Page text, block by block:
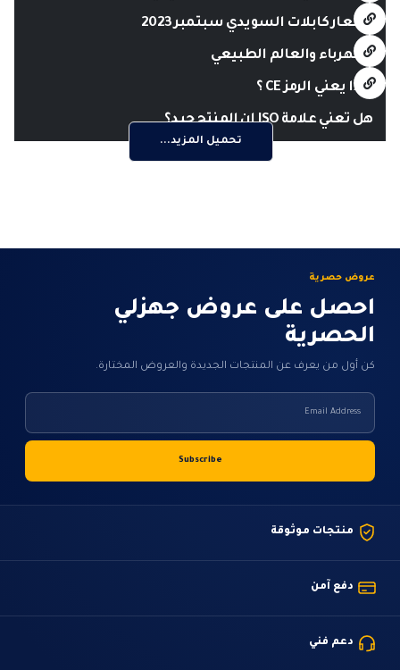
أسعار كابلات السويدي سبتمبر 2023
الكهرباء والعالم الطبيعي
ماذا يعني الرمز CE ؟
هل تعني علامة ISO ان المنتج جيد؟
تحميل المزيد...
عروض حصرية
احصل على عروض جهزلي
الحصرية
كن أول من يعرف عن المنتجات الجديدة والعروض المختارة.
منتجات موثوقة
دفع آمن
دعم فني